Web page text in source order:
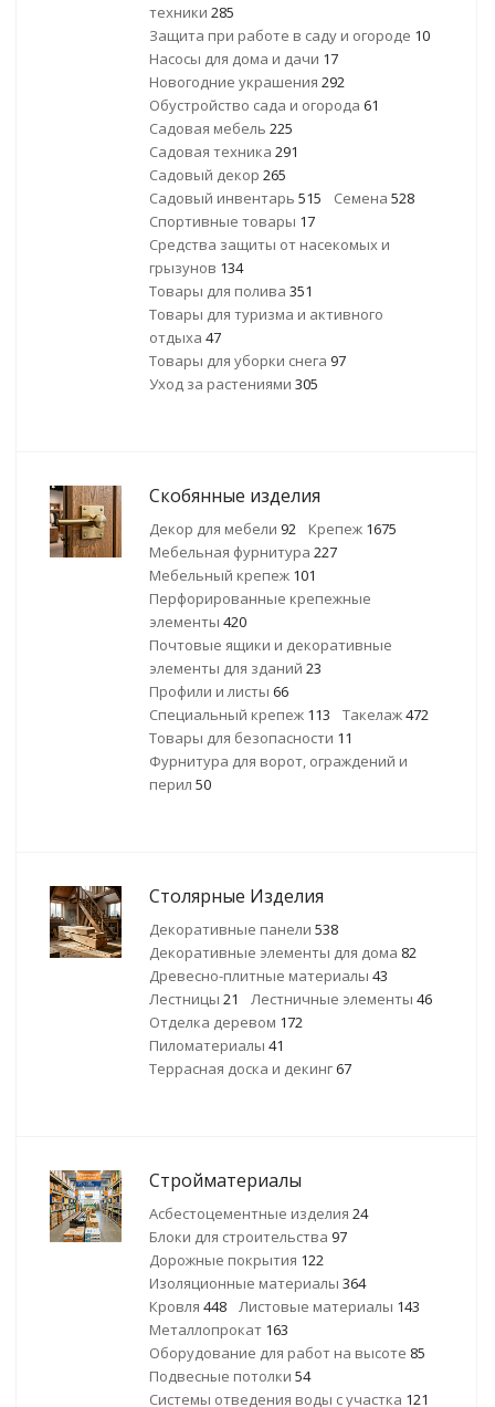
техники 285
Защита при работе в саду и огороде 10
Насосы для дома и дачи 17
Новогодние украшения 292
Обустройство сада и огорода 61
Садовая мебель 225
Садовая техника 291
Садовый декор 265
Садовый инвентарь 515 Семена 528
Спортивные товары 17
Средства защиты от насекомых и
грызунов 134
Товары для полива 351
Товары для туризма и активного
отдыха 47
Товары для уборки снега 97
Уход за растениями 305
Скобянные изделия
Декор для мебели 92 Крепеж 1675
Мебельная фурнитура 227
Мебельный крепеж 101
Перфорированные крепежные
элементы 420
Почтовые ящики и декоративные
элементы для зданий 23
Профили и листы 66
Специальный крепеж 113 Такелаж472
Товары для безопасности 11
Фурнитура для ворот, ограждений и
перил 50
Столярные Изделия
Декоративные панели 538
Декоративные элементы для дома 82
Древесно-плитные материалы 43
Лестницы 21 Лестничные элементы 46
Отделка деревом 172
Пиломатериалы 41
Террасная доска и декинг 67
Стройматериалы
Асбестоцементные изделия 24
Блоки для строительства 97
Дорожные покрытия 122
Изоляционные материалы 364
Кровля 448 Листовые материалы 143
Металлопрокат 163
Оборудование для работ на высоте 85
Подвесные потолки 54
Системы отведения воды с участка 121